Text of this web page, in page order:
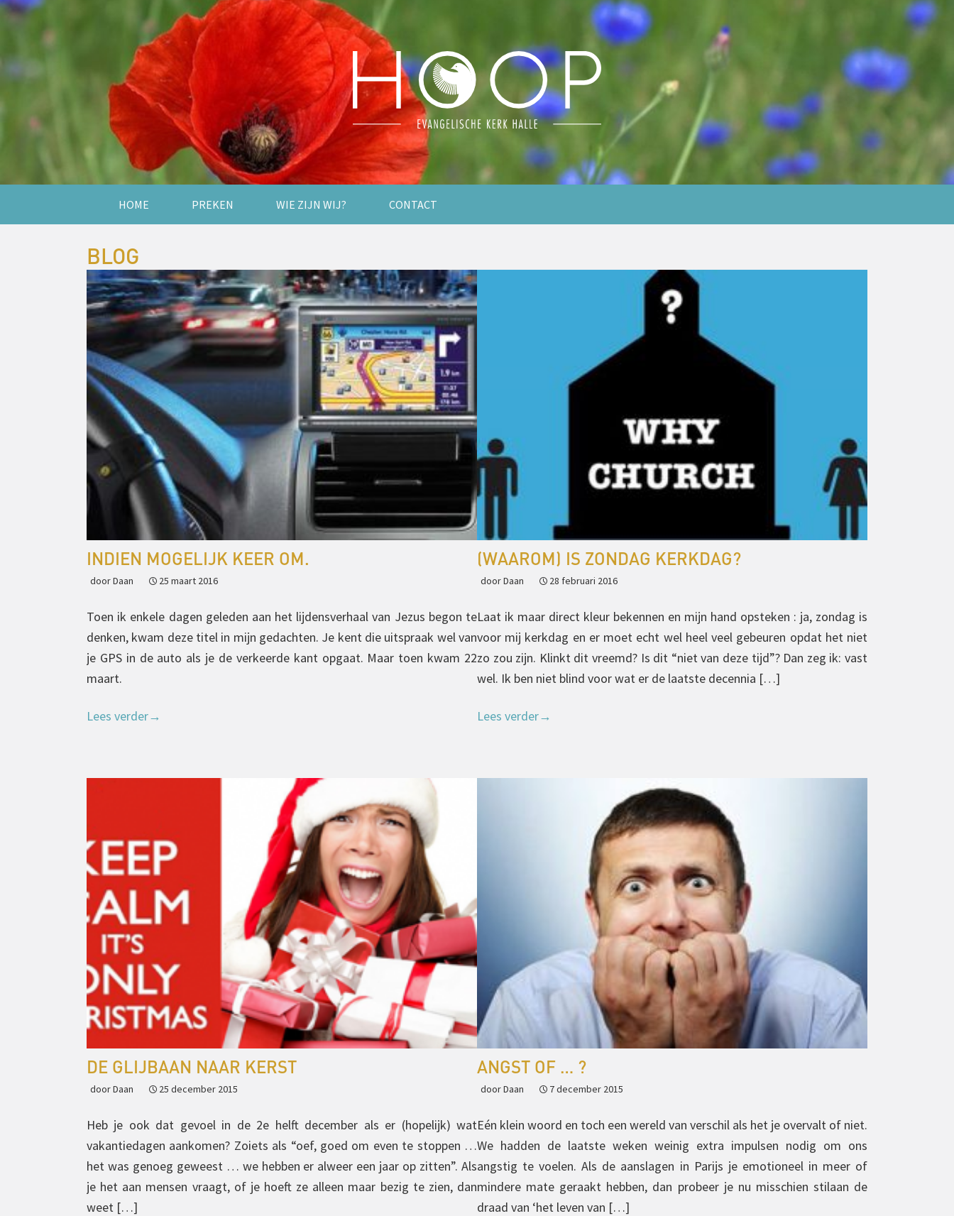
HOME PREKEN WIE ZIJN WIJ? CONTACT
BLOG
INDIEN MOGELIJK KEER OM.
door Daan 25 maart 2016
Toen ik enkele dagen geleden aan het lijdensverhaal van Jezus begon te
denken, kwam deze titel in mijn gedachten. Je kent die uitspraak wel van
je GPS in de auto als je de verkeerde kant opgaat. Maar toen kwam 22
maart.
Lees verder→
(WAAROM) IS ZONDAG KERKDAG?
door Daan 28 februari 2016
Laat ik maar direct kleur bekennen en mijn hand opsteken : ja, zondag is
voor mij kerkdag en er moet echt wel heel veel gebeuren opdat het niet
zo zou zijn. Klinkt dit vreemd? Is dit “niet van deze tijd”? Dan zeg ik: vast
wel. Ik ben niet blind voor wat er de laatste decennia […]
Lees verder→
DE GLIJBAAN NAAR KERST
door Daan 25 december 2015
Heb je ook dat gevoel in de 2e helft december als er (hopelijk) wat
vakantiedagen aankomen? Zoiets als “oef, goed om even te stoppen …
het was genoeg geweest … we hebben er alweer een jaar op zitten”. Als
je het aan mensen vraagt, of je hoeft ze alleen maar bezig te zien, dan
weet […]
ANGST OF … ?
door Daan 7 december 2015
Eén klein woord en toch een wereld van verschil als het je overvalt of niet.
We hadden de laatste weken weinig extra impulsen nodig om ons
angstig te voelen. Als de aanslagen in Parijs je emotioneel in meer of
mindere mate geraakt hebben, dan probeer je nu misschien stilaan de
draad van ‘het leven van […]